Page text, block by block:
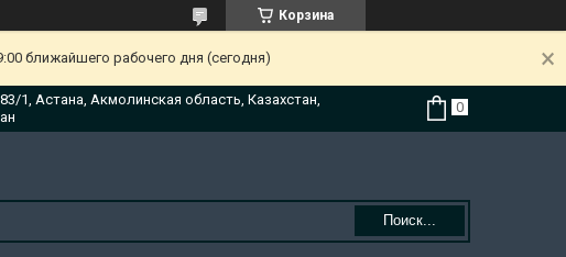
Корзина
ближайшего рабочего дня (сегодня)
1, Астана, Акмолинская область, Казахстан,
Поиск...